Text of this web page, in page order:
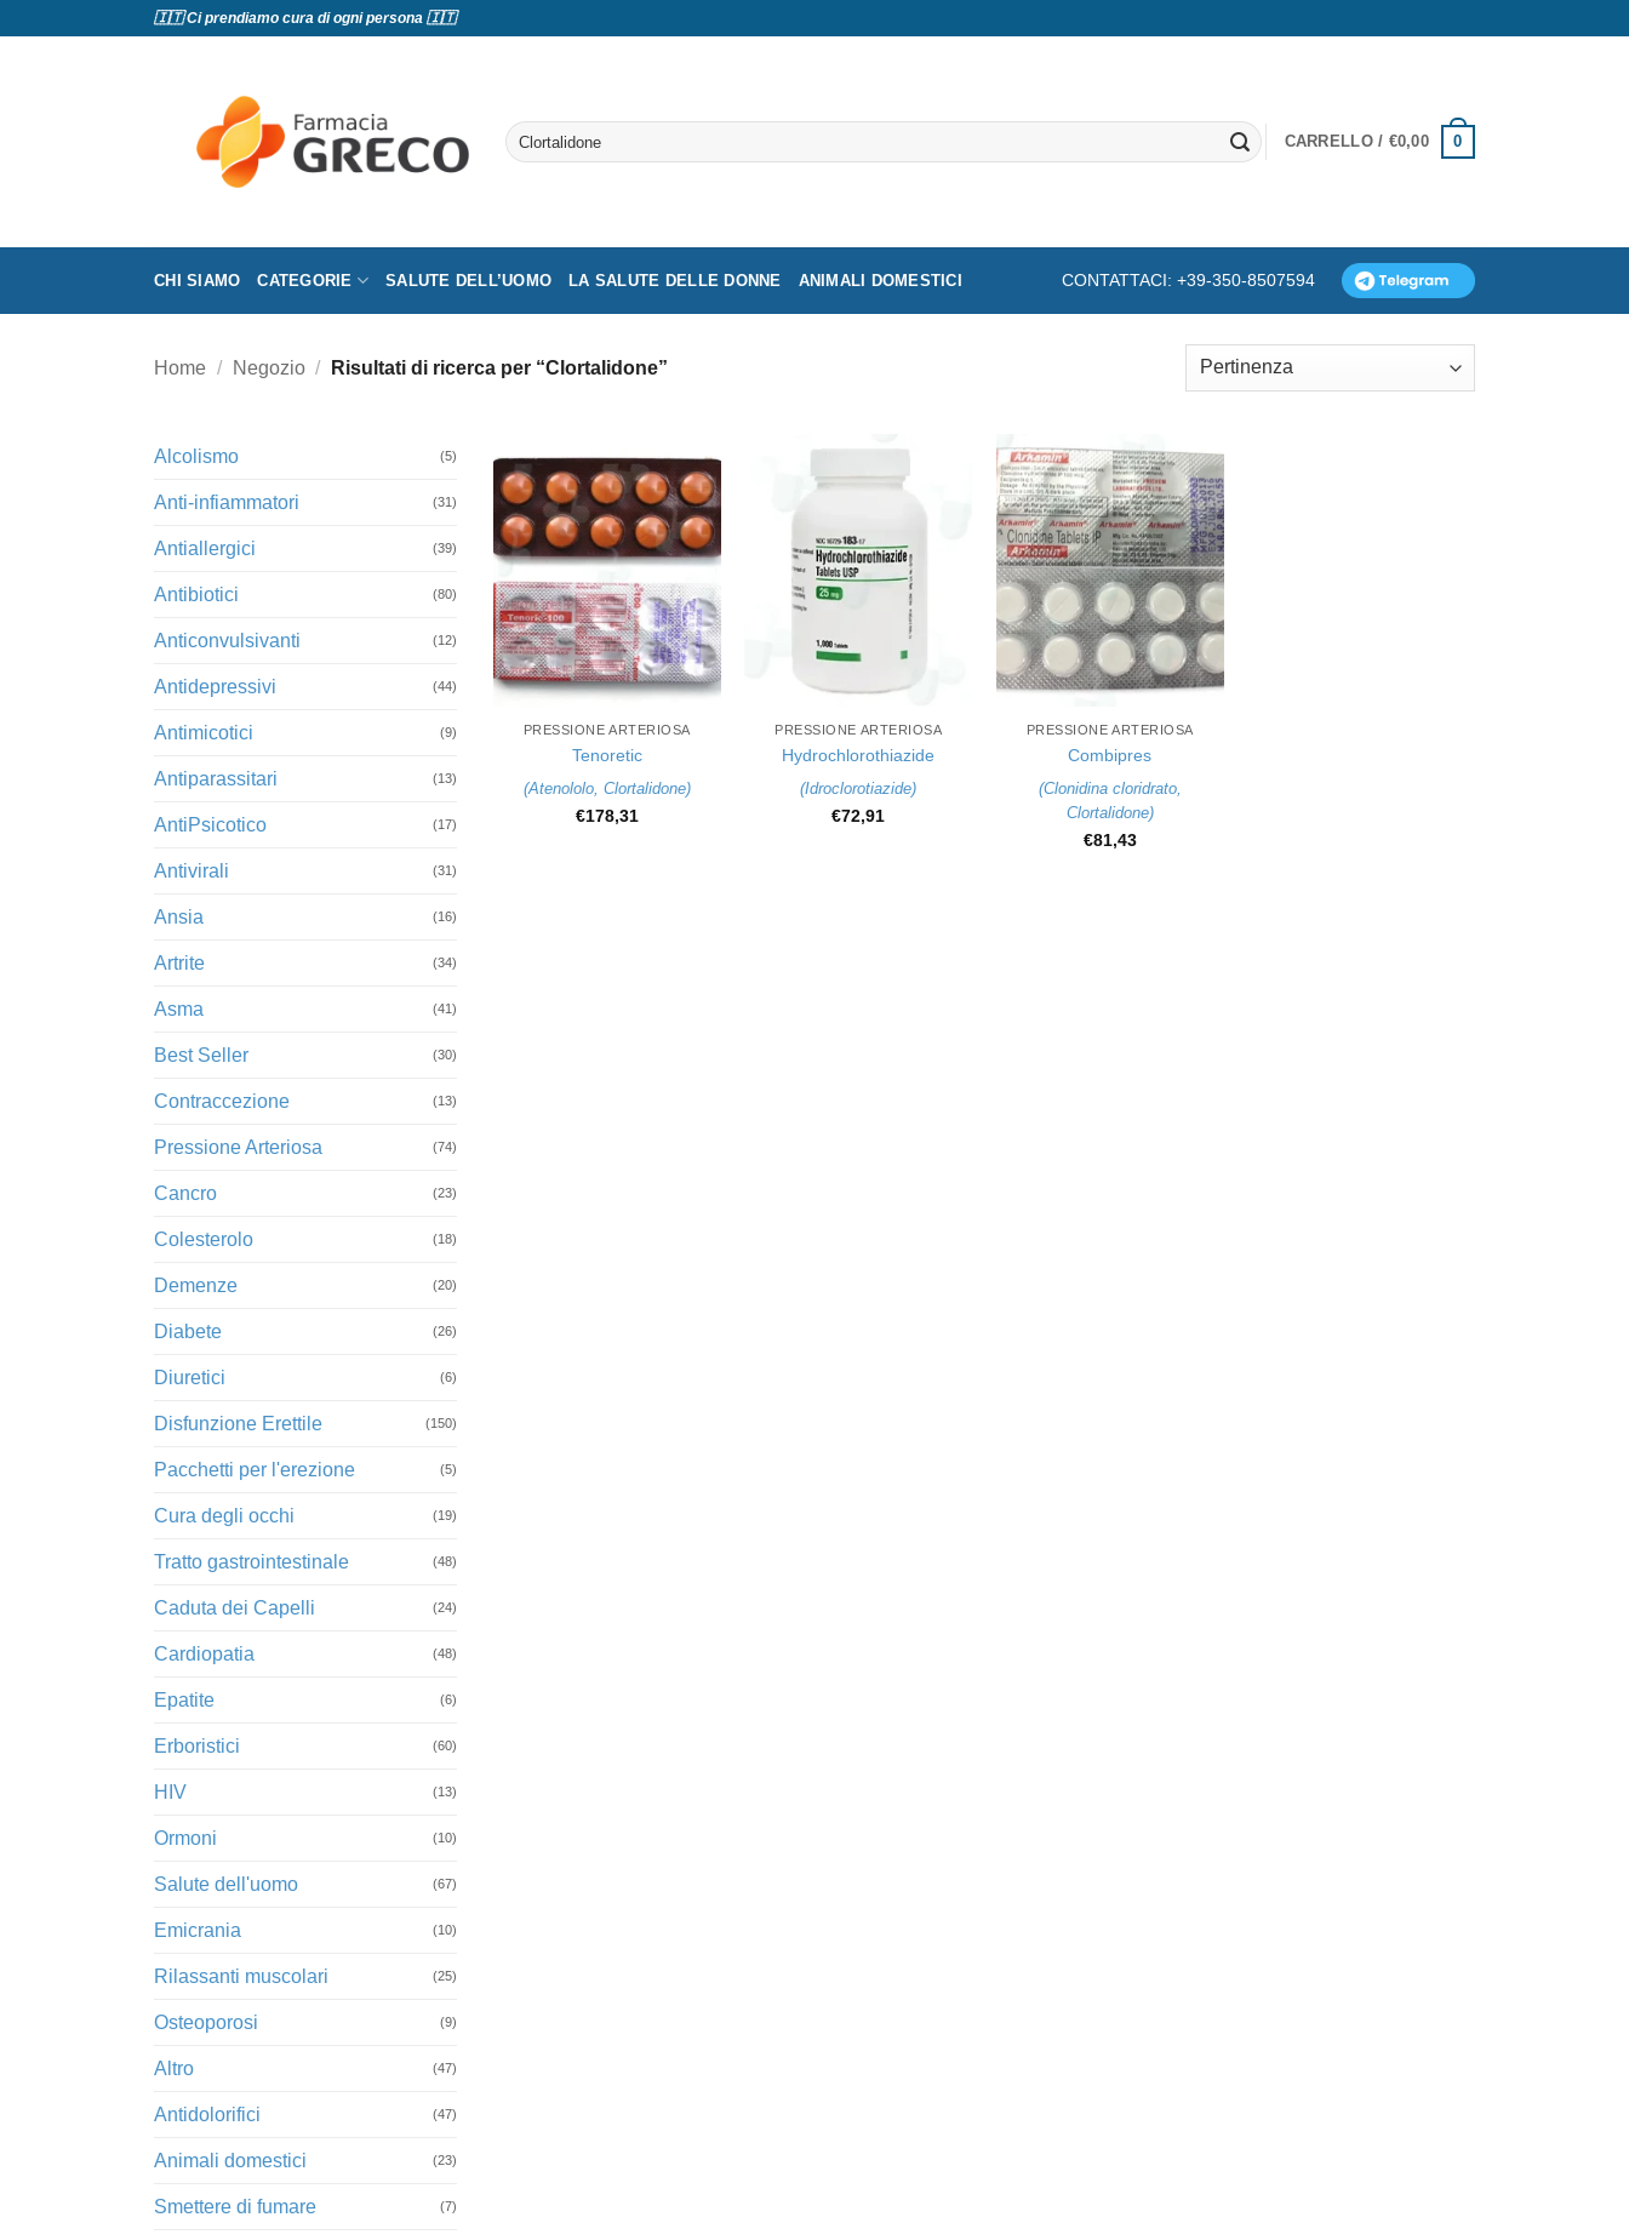
🇮🇹 Ci prendiamo cura di ogni persona 🇮🇹
Cerca:
CARRELLO / €0,00 0
CHI SIAMO CATEGORIE SALUTE DELL’UOMO LA SALUTE DELLE DONNE ANIMALI DOMESTICI CONTATTACI: +39-350-8507594
Home / Negozio / Risultati di ricerca per “Clortalidone”
Alcolismo (5)
Anti-infiammatori (31)
Antiallergici (39)
Antibiotici (80)
Anticonvulsivanti (12)
Antidepressivi (44)
Antimicotici (9)
Antiparassitari (13)
AntiPsicotico (17)
Antivirali (31)
Ansia (16)
Artrite (34)
Asma (41)
Best Seller (30)
Contraccezione (13)
Pressione Arteriosa (74)
Cancro (23)
Colesterolo (18)
Demenze (20)
Diabete (26)
Diuretici (6)
Disfunzione Erettile (150)
Pacchetti per l'erezione (5)
Cura degli occhi (19)
Tratto gastrointestinale (48)
Caduta dei Capelli (24)
Cardiopatia (48)
Epatite (6)
Erboristici (60)
HIV (13)
Ormoni (10)
Salute dell'uomo (67)
Emicrania (10)
Rilassanti muscolari (25)
Osteoporosi (9)
Altro (47)
Antidolorifici (47)
Animali domestici (23)
Smettere di fumare (7)
+
PRESSIONE ARTERIOSA
Tenoretic
(Atenololo, Clortalidone)
€178,31
PRESSIONE ARTERIOSA
Hydrochlorothiazide
(Idroclorotiazide)
€72,91
+
PRESSIONE ARTERIOSA
Combipres
(Clonidina cloridrato,
Clortalidone)
€81,43